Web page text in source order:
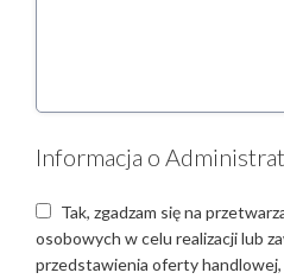
Informacja o
Tak, zgadzam się na
osobowych w celu realizacji lub
przedstawienia oferty